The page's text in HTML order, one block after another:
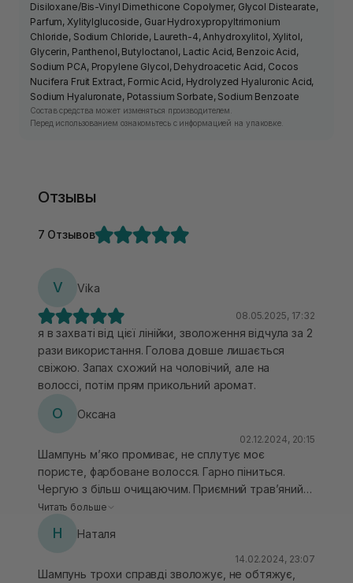
Disiloxane/Bis-Vinyl Dimethicone Copolymer, Glycol Distearate,
Parfum, Xylitylglucoside, Guar Hydroxypropyltrimonium
Chloride, Sodium Chloride, Laureth-4, Anhydroxylitol, Xylitol,
Glycerin, Panthenol, Butyloctanol, Lactic Acid, Benzoic Acid,
Sodium PCA, Propylene Glycol, Dehydroacetic Acid, Cocos
Nucifera Fruit Extract, Formic Acid, Hydrolyzed Hyaluronic Acid,
Sodium Hyaluronate, Potassium Sorbate, Sodium Benzoate
Состав средства может изменяться производителем.
Перед использованием ознакомьтесь с информацией на упаковке.
Отзывы
7 Отзывов
V Vika
08.05.2025, 17:32
я в захваті від цієї лінійки, зволоження відчула за 2
рази використання. Голова довше лишається
свіжою. Запах схожий на чоловічий, але на
волоссі, потім прям прикольний аромат.
О Оксана
02.12.2024, 20:15
Шампунь мʼяко промиває, не сплутує моє
пористе, фарбоване волосся. Гарно піниться.
Чергую з більш очищаючим. Приємний травʼяний
аромат. Також ним мию волосся і дітям 8 і 5р.
не потрапляв у очі.
Читать больше
Н Наталя
14.02.2024, 23:07
Шампунь трохи справді зволожує, не обтяжує,